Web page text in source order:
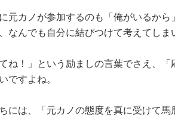
元カノが参加するのも「俺がいるか
なんでも自分に結びつけて考えてしま
ね！」という励ましの言葉でさえ、
ですよね。
には、「元カノの態度を真に受けて馬